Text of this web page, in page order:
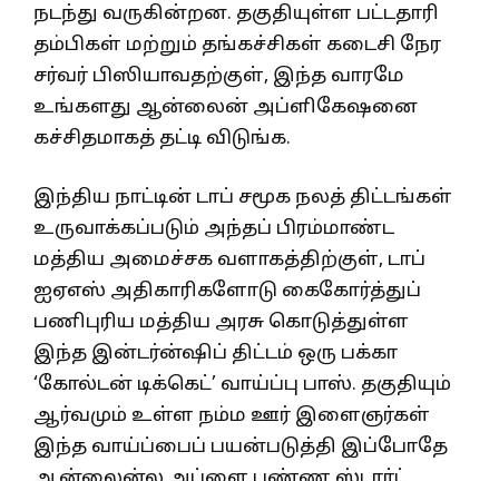
நடந்து வருகின்றன. தகுதியுள்ள பட்டதாரி
தம்பிகள் மற்றும் தங்கச்சிகள் கடைசி நேர
சர்வர் பிஸியாவதற்குள், இந்த வாரமே
உங்களது ஆன்லைன் அப்ளிகேஷனை
கச்சிதமாகத் தட்டி விடுங்க.
இந்திய நாட்டின் டாப் சமூக நலத் திட்டங்கள்
உருவாக்கப்படும் அந்தப் பிரம்மாண்ட
மத்திய அமைச்சக வளாகத்திற்குள், டாப்
ஐஏஎஸ் அதிகாரிகளோடு கைகோர்த்துப்
பணிபுரிய மத்திய அரசு கொடுத்துள்ள
இந்த இன்டர்ன்ஷிப் திட்டம் ஒரு பக்கா
‘கோல்டன் டிக்கெட்’ வாய்ப்பு பாஸ். தகுதியும்
ஆர்வமும் உள்ள நம்ம ஊர் இளைஞர்கள்
இந்த வாய்ப்பைப் பயன்படுத்தி இப்போதே